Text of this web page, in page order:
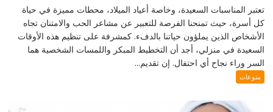
تعتبر المناسبات السعيدة، وخاصة أعياد الميلاد، محطات مميزة في حياة
كل أسرة، حيث تمنحنا الفرصة للتعبير عن مشاعر الحب والامتنان تجاه
الأشخاص الذين يملؤون حياتنا بالدفء. كمشرفة على تنظيم هذه الأوقات
السعيدة في منزلي، أجد أن التخطيط المبكر واللمسات الشخصية هما
السر وراء نجاح أي احتفال. إن تقديم...
منوعات